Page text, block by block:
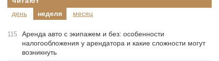
день
неделя месяц
115
Аренда авто с экипажем и без: особенности
налогообложения у арендатора и какие сложности могут
возникнуть